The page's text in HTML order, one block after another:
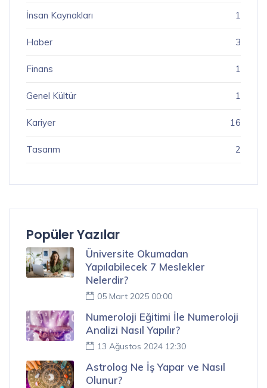
İnsan Kaynakları 1
Haber 3
Finans 1
Genel Kültür 1
Kariyer 16
Tasarım 2
Popüler Yazılar
Üniversite Okumadan
Yapılabilecek 7 Meslekler
Nelerdir?
05 Mart 2025 00:00
Numeroloji Eğitimi İle Numeroloji
Analizi Nasıl Yapılır?
13 Ağustos 2024 12:30
Astrolog Ne İş Yapar ve Nasıl
Olunur?